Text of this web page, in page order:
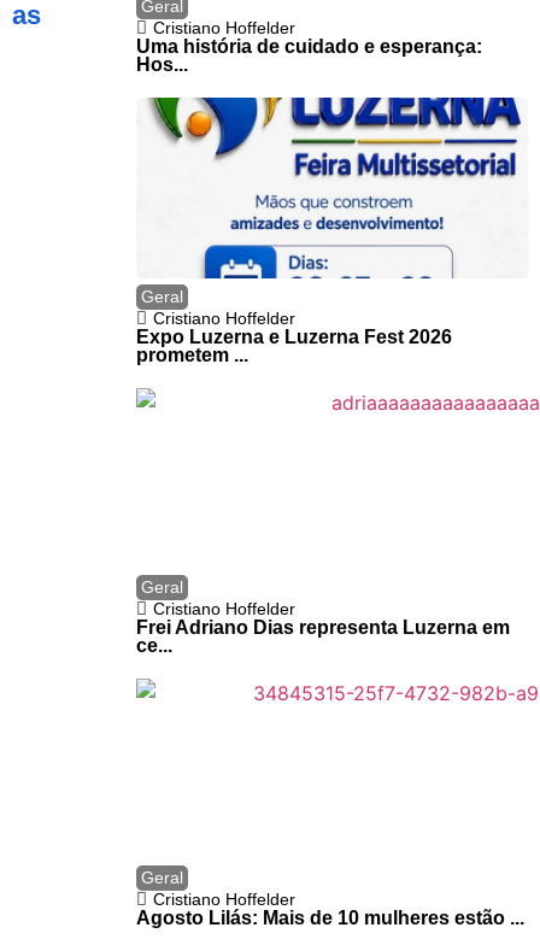
as
Geral
Cristiano Hoffelder
Uma história de cuidado e esperança:
Hos...
Geral
Cristiano Hoffelder
Expo Luzerna e Luzerna Fest 2026
prometem ...
Geral
Cristiano Hoffelder
Frei Adriano Dias representa Luzerna em
ce...
Geral
Cristiano Hoffelder
Agosto Lilás: Mais de 10 mulheres estão ...